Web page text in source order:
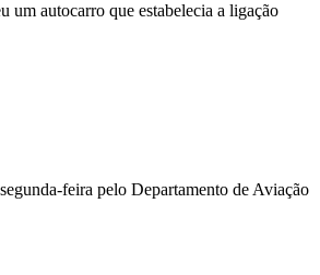
um autocarro que estabelecia a ligação
feira pelo Departamento de Aviação